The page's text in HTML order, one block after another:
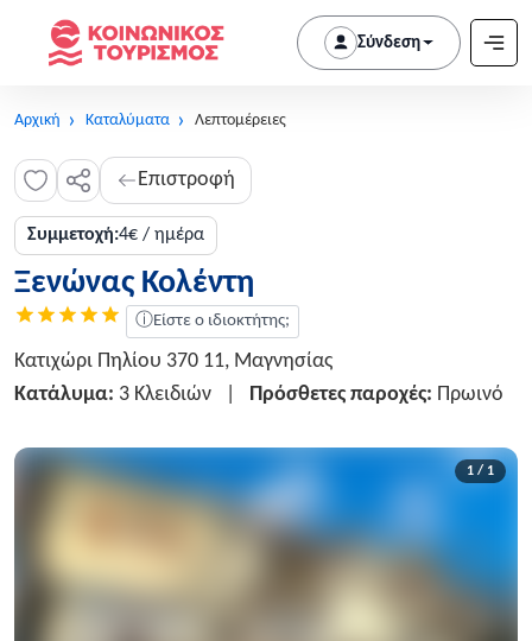
Σύνδεση
Αρχική Καταλύματα Λεπτομέρειες
Συμμετοχή:4€ / ημέρα
Ξενώνας Κολέντη
ⓘΕίστε ο ιδιοκτήτης;
Κατιχώρι Πηλίου 370 11, Μαγνησίας
Κατάλυμα: 3 Κλειδιών Πρόσθετες παροχές: Πρωινό
Επιστροφή
1 / 1